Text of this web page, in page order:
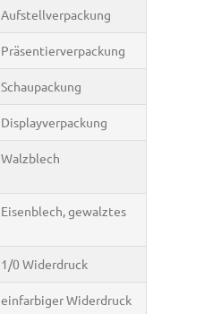
Aufstellverpackung
Präsentierverpackung
Schaupackung
Displayverpackung
Walzblech
Eisenblech, gewalztes
1/0 Widerdruck
einfarbiger Widerdruck